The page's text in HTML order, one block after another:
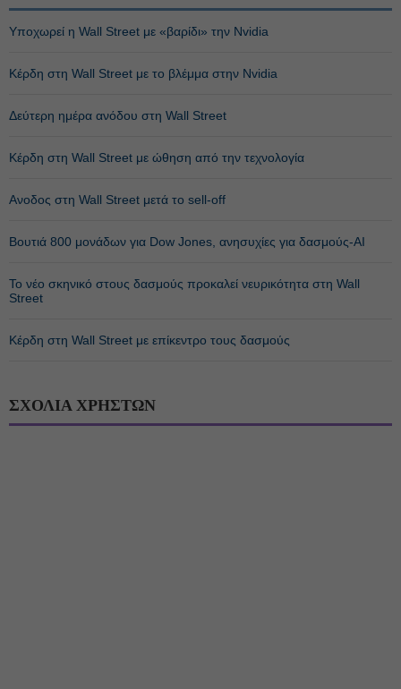
Υποχωρεί η Wall Street με «βαρίδι» την Nvidia
Κέρδη στη Wall Street με το βλέμμα στην Nvidia
Δεύτερη ημέρα ανόδου στη Wall Street
Κέρδη στη Wall Street με ώθηση από την τεχνολογία
Ανοδος στη Wall Street μετά το sell-off
Βουτιά 800 μονάδων για Dow Jones, ανησυχίες για δασμούς-ΑΙ
Το νέο σκηνικό στους δασμούς προκαλεί νευρικότητα στη Wall
Street
Κέρδη στη Wall Street με επίκεντρο τους δασμούς
ΣΧΟΛΙΑ ΧΡΗΣΤΩΝ